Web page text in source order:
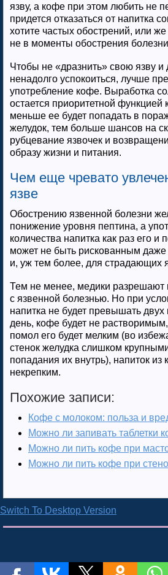
язву, а кофе при этом любить не
придется отказаться от напитка
хотите частых обострений, или
не в моменты обострения
Чтобы не «дразнить» свою язву и
ненадолго успокоиться, лучше
употребление кофе. Выработка
остается приоритетной функцией
меньше ее будет попадать в
желудок, тем больше шансов на
рубцевание язвочек и
образу жизни и питания.
Чем еще чревато
язве
Обострению язвенной болезни
понижение уровня пептина, а
количества напитка как раз его и
может не быть рискованным
и, уж тем более, для страдающих
Тем не менее, медики разрешают
с язвенной болезнью. Но при
напитка не будет превышать
день, кофе будет не
помол его будет мелким (во
стенок желудка слишком
попадания их внутрь), напиток из
некрепким.
Похожие записи:
Кофе с молоком: польза и
Можно ли запивать таблетки
Можно ли пить кофе при
Можно ли пить кофе при
Switch To Desktop Version